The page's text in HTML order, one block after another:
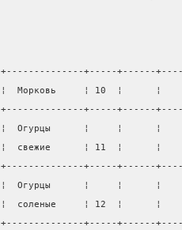
+--------------+-----+------
¦  Морковь     ¦ 10  ¦
+--------------+-----+------
¦  Огурцы      ¦     ¦
¦  свежие      ¦ 11  ¦
+--------------+-----+------
¦  Огурцы      ¦     ¦
¦  соленые     ¦ 12  ¦
+--------------+-----+------